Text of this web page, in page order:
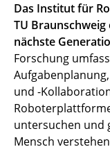
Das Institut für
TU
nächste
Forschung
und -
untersuchen und
Mensch